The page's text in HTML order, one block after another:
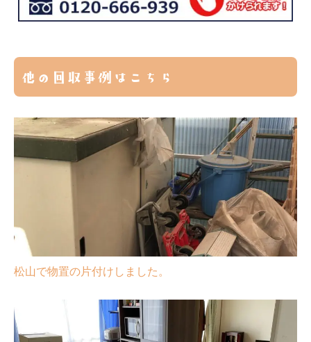
他の回収事例はこちら
松山で物置の片付けしました。